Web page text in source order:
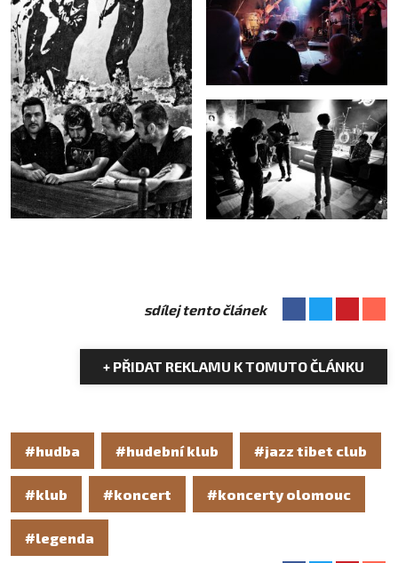
sdílej tento článek
+ PŘIDAT REKLAMU K TOMUTO ČLÁNKU
#hudba #hudební klub #jazz tibet club
#klub #koncert #koncerty olomouc
#legenda